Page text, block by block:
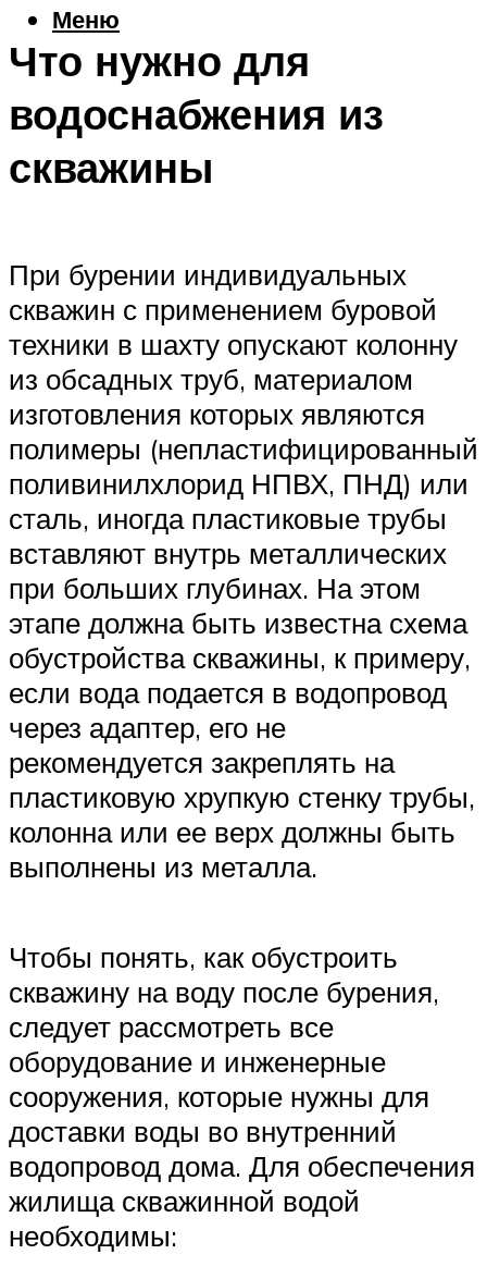
Меню
Что нужно для
водоснабжения из
скважины
При бурении индивидуальных
скважин с применением буровой
техники в шахту опускают колонну
из обсадных труб, материалом
изготовления которых являются
полимеры (непластифицированный
поливинилхлорид НПВХ, ПНД) или
сталь, иногда пластиковые трубы
вставляют внутрь металлических
при больших глубинах. На этом
этапе должна быть известна схема
обустройства скважины, к примеру,
если вода подается в водопровод
через адаптер, его не
рекомендуется закреплять на
пластиковую хрупкую стенку трубы,
колонна или ее верх должны быть
выполнены из металла.
Чтобы понять, как обустроить
скважину на воду после бурения,
следует рассмотреть все
оборудование и инженерные
сооружения, которые нужны для
доставки воды во внутренний
водопровод дома. Для обеспечения
жилища скважинной водой
необходимы: